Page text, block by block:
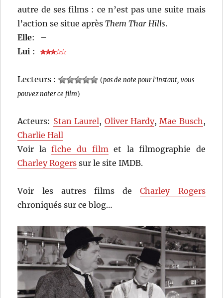
autre de ses films : ce n’est pas une suite mais
l’action se situe aprèsThem Thar Hills.
Elle:
–
Lui :
Lecteurs : (pas de note pour l'instant, vous
pouvez noter ce film)
Acteurs: Stan Laurel, Oliver Hardy,Mae Busch ,
Charlie Hall
Voir lafiche du film et la filmographie de
Charley Rogers sur le site IMDB.
Voir les autres films deCharley Rogers
chroniqués sur ce blog…